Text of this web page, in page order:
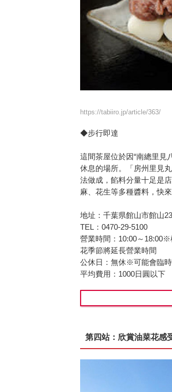
https://tabiiro.jp/article/363/
◆步行即達
這間茶屋位於因“南總里見
休息的場所。「房州里見
法做成，餡料分量十足是
麻、花生等多種醬料，快
地址：千葉県館山市館山
TEL：0470-29-5100
營業時間：10:00～
花季節將延長營業時間
公休日：無休※可能會臨
平均費用：1000日圓以下
第四站：欣賞油菜花感